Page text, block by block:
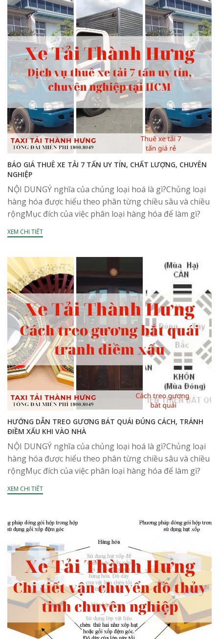
BÁO GIÁ THUÊ XE TẢI 7 TẤN UY TÍN, CHẤT LƯỢNG, CHUYÊN
NGHIỆP
NỘI DUNGÝ nghĩa của chủng loại hoá là gì?Chủng loại
hàng hóa được hiểu theo phân từng chiều sâu và chiều
rộngMục đích của việc phân loại hàng hóa để làm gì?
Quy luật về...
XEM CHI TIẾT
HƯỚNG DẪN TREO GƯƠNG BÁT QUÁI ĐÚNG CÁCH, TRÁNH
ĐIỀM XẤU KHI VÀO NHÀ
NỘI DUNGÝ nghĩa của chủng loại hoá là gì?Chủng loại
hàng hóa được hiểu theo phân từng chiều sâu và chiều
rộngMục đích của việc phân loại hàng hóa để làm gì?
Quy luật về...
XEM CHI TIẾT